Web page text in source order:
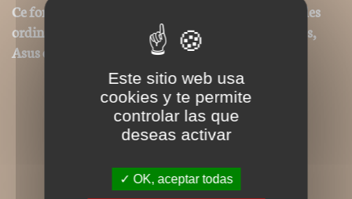
Ce format peut être lu par le logiciel Acrobat © sur des
ordinateurs ou tablettes tactiles de type iPad, Archos,
Asus ou autres.
Este sitio web usa
cookies y te permite
controlar las que
deseas activar
OK, aceptar todas